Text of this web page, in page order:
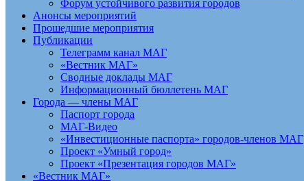
Форум устойчивого развития городов
Анонсы мероприятий
Прошедшие мероприятия
Публикации
Телеграмм канал МАГ
«Вестник МАГ»
Сводные доклады МАГ
Информационный бюллетень МАГ
Города — члены МАГ
Паспорт города
МАГ-Видео
«Инвестиционные паспорта» городов-членов МАГ
Проект «Умный город»
Проект «Презентация городов МАГ»
«Вестник МАГ»